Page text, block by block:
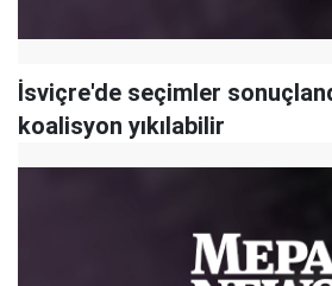
İsviçre'de seçimler
koalisyon yıkılabilir